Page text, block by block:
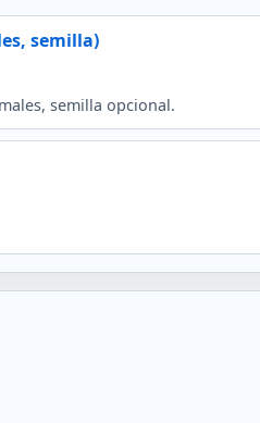
semilla)
semilla opcional.